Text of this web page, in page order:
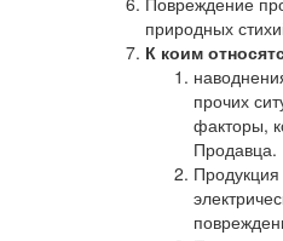
природных
К коим
прочих
факторы,
Продавца.